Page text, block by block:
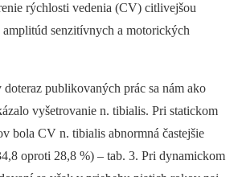
rýchlosti vedenia (CV) citlivejšou
amplitúd senzitívnych a motorických
publikovaných prác sa nám ako
vyšetrovanie n. tibialis. Pri statickom
bola CV n. tibialis abnormná častejšie
oproti 28,8 %) –⁠ tab. 3. Pri dynamickom